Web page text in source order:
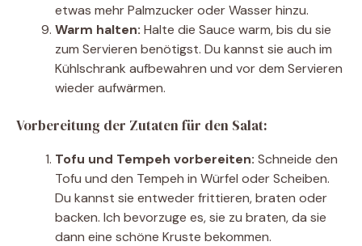
etwas mehr Palmzucker oder Wasser hinzu.
Warm halten: Halte die Sauce warm, bis du sie
zum Servieren benötigst. Du kannst sie auch im
Kühlschrank aufbewahren und vor dem Servieren
wieder aufwärmen.
Vorbereitung der Zutaten für den Salat:
Tofu und Tempeh vorbereiten: Schneide den
Tofu und den Tempeh in Würfel oder Scheiben.
Du kannst sie entweder frittieren, braten oder
backen. Ich bevorzuge es, sie zu braten, da sie
dann eine schöne Kruste bekommen.